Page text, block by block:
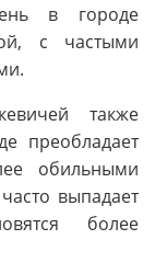
в городе
с частыми
также
преобладает
обильными
выпадает
более